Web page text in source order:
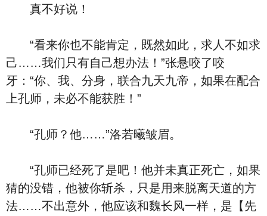
真不好说！
“看来你也不能肯定，既然如此，求人不如求
己……我们只有自己想办法！”张悬咬了咬
牙：“你、我、分身，联合九天九帝，如果在配合
上孔师，未必不能获胜！”
“孔师？他……”洛若曦皱眉。
“孔师已经死了是吧！他并未真正死亡，如果
猜的没错，他被你斩杀，只是用来脱离天道的方
法……不出意外，他应该和魏长风一样，是【先